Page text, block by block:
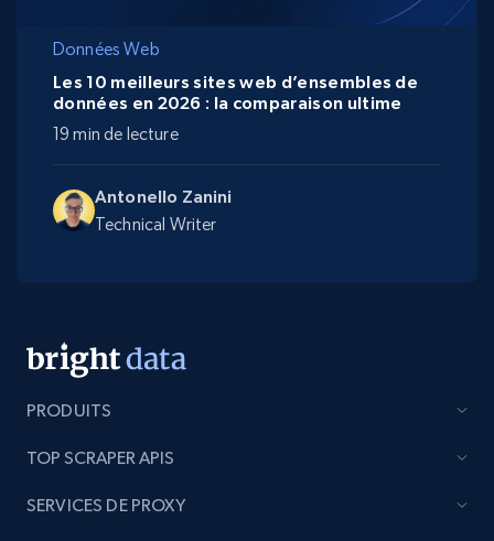
Données Web
Antonello Zanini
Technical Writer
Les 10 meilleurs sites web d’ensembles de
données en 2026 : la comparaison ultime
19 min de lecture
PRODUITS
TOP SCRAPER APIS
SERVICES DE PROXY